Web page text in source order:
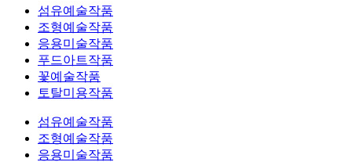
섬유예술작품
조형예술작품
응용미술작품
푸드아트작품
꽃예술작품
토탈미용작품
섬유예술작품
조형예술작품
응용미술작품